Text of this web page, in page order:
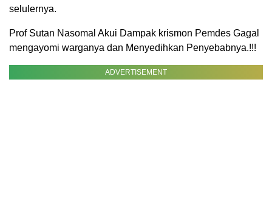
selulernya.
Prof Sutan Nasomal Akui Dampak krismon Pemdes Gagal
mengayomi warganya dan Menyedihkan Penyebabnya.!!!
ADVERTISEMENT